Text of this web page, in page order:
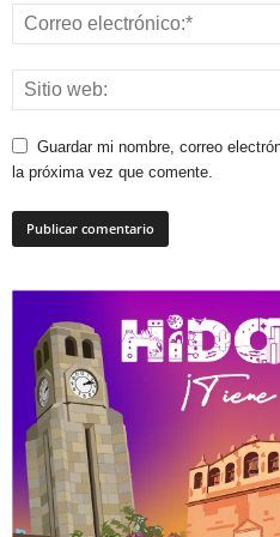
Guardar mi nombre, correo
la próxima vez que comente.